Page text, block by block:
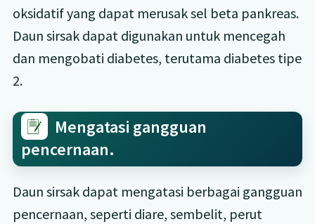
oksidatif yang dapat merusak sel beta pankreas.
Daun sirsak dapat digunakan untuk mencegah
dan mengobati diabetes, terutama diabetes tipe
2.
Mengatasi gangguan
pencernaan.
Daun sirsak dapat mengatasi berbagai gangguan
pencernaan, seperti diare, sembelit, perut